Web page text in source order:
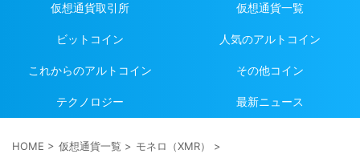
仮想通貨取引所 仮想通貨一覧
ビットコイン 人気のアルトコイン
これからのアルトコイン その他コイン
テクノロジー 最新ニュース
HOME > 仮想通貨一覧 > モネロ（XMR） >